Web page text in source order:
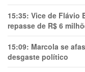
15:35: Vice de Flávio
repasse de R$ 6
15:09: Marcola se
desgaste político